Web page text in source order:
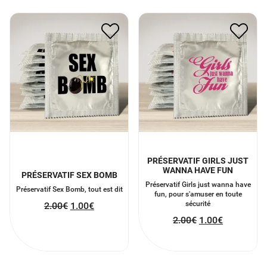
PRÉSERVATIF SEX BOMB
Préservatif Sex Bomb, tout est dit
2.00€ 1.00€
JUST WANNA HAVE FUN
PRÉSERVATIF GIRLS JUST
WANNA HAVE FUN
Préservatif Girls just wanna have
fun, pour s'amuser en toute
sécurité
2.00€ 1.00€